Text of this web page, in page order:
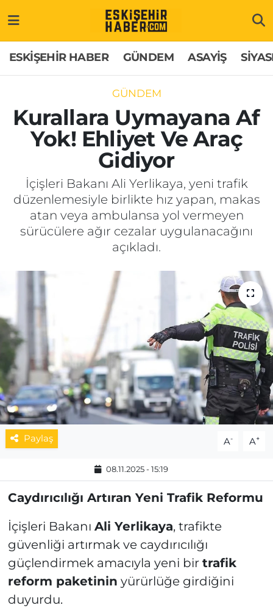
ESKİŞEHİR HABER GÜNDEM ASAYİŞ
GÜNDEM
Kurallara Uymayana Af
Yok! Ehliyet Ve Araç
Gidiyor
İçişleri Bakanı Ali Yerlikaya, yeni trafik
düzenlemesiyle birlikte hız yapan, makas
atan veya ambulansa yol vermeyen
sürücülere ağır cezalar uygulanacağını
açıkladı.
Paylaş A- A+
08.11.2025 - 15:19
Caydırıcılığı Artıran Yeni Trafik Reformu
İçişleri Bakanı Ali Yerlikaya, trafikte
güvenliği artırmak ve caydırıcılığı
güçlendirmek amacıyla yeni bir trafik
reform paketinin yürürlüğe girdiğini
duyurdu.
GÜNDEM
ASAYİŞ
SİYASET
SAĞLIK
EĞİTİM
ESKİŞEHİRSPOR
Hakkımızda
İletişim
Künye
Odunpazarı Trafik Yoğunluk Haritası
Süper Lig Puan Durumu ve Fikstür
Tüm Manşetler
Son Dakika Haberleri
Haber Arşivi